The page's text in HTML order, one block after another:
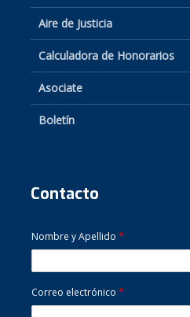
Aire de Justicia
Calculadora de Honorarios
Asociate
Boletín
Contacto
Nombre y Apellido *
Correo electrónico *